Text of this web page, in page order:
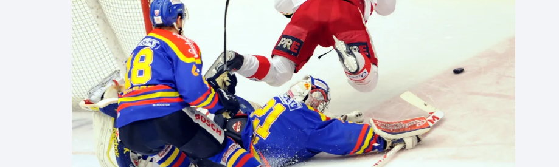
Dostihy
Florbal
Futsal
Golf
Gymnastika
Moderní pětiboj
Motorsport
Olympijské hry
Parasport
Plavání
Plážový volejbal
Volejbal
Ostatní